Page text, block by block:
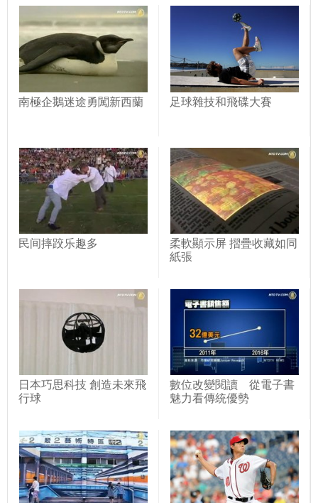
南極企鵝迷途勇闖新西蘭 足球雜技和飛碟大賽
民间摔跤乐趣多
柔軟顯示屏 摺疊收藏如同
紙張
日本巧思科技 創造未來飛
行球
數位改變閱讀 從電子書
魅力看傳統優勢